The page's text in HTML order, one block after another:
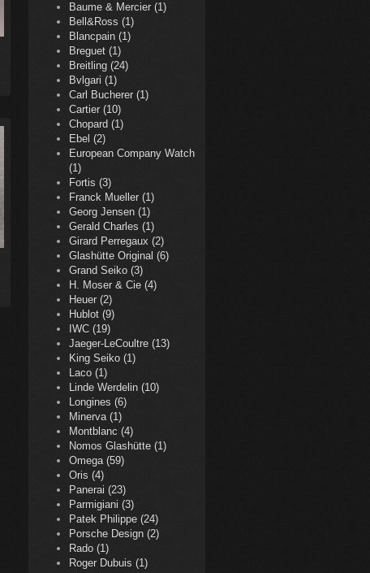
Baume & Mercier (1)
Bell&Ross (1)
Blancpain (1)
Breguet (1)
Breitling (24)
Bvlgari (1)
Carl Bucherer (1)
Cartier (10)
Chopard (1)
Ebel (2)
European Company Watch
(1)
Fortis (3)
Franck Mueller (1)
Georg Jensen (1)
Gerald Charles (1)
Girard Perregaux (2)
Glashütte Original (6)
Grand Seiko (3)
H. Moser & Cie (4)
Heuer (2)
Hublot (9)
IWC (19)
Jaeger-LeCoultre (13)
King Seiko (1)
Laco (1)
Linde Werdelin (10)
Longines (6)
Minerva (1)
Montblanc (4)
Nomos Glashütte (1)
Omega (59)
Oris (4)
Panerai (23)
Parmigiani (3)
Patek Philippe (24)
Porsche Design (2)
Rado (1)
Roger Dubuis (1)